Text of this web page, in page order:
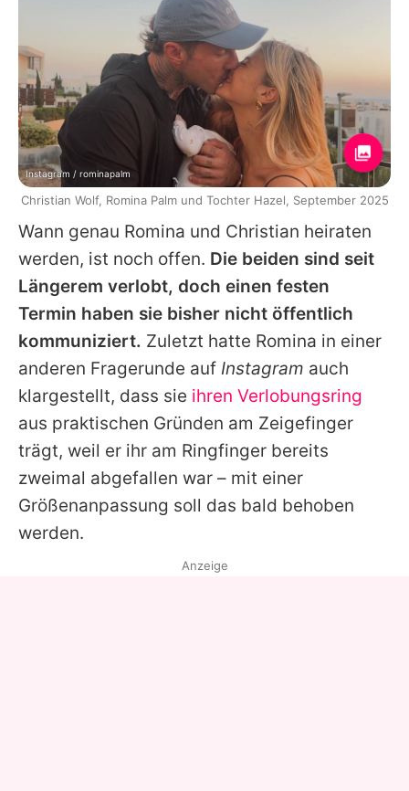
Wann genau Romina und Christian heiraten
werden, ist noch offen. Die beiden sind seit
Längerem verlobt, doch einen festen
Termin haben sie bisher nicht öffentlich
kommuniziert. Zuletzt hatte Romina in einer
anderen Fragerunde auf Instagram auch
klargestellt, dass sie ihren Verlobungsring
aus praktischen Gründen am Zeigefinger
trägt, weil er ihr am Ringfinger bereits
zweimal abgefallen war – mit einer
Größenanpassung soll das bald behoben
werden.
Instagram / rominapalm
Christian Wolf, Romina Palm und Tochter Hazel, September 2025
Anzeige